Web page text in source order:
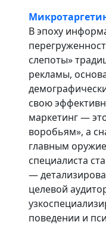
В эпоху
слепоты»
рекламы,
свою
маркетинг —
воробьям», а
главным
специалиста
—
целевой
поведении и